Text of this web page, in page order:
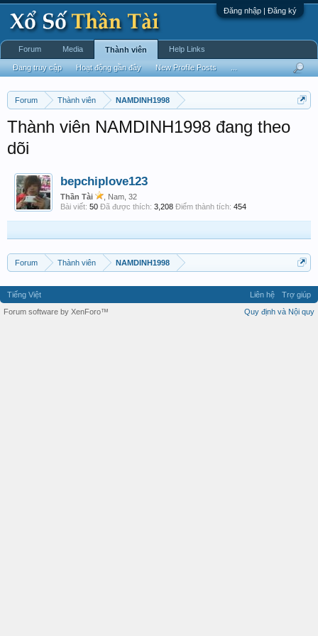
Đăng nhập | Đăng ký
Forum Thành viên NAMDINH1998
Thành viên NAMDINH1998 đang theo
dõi
bepchiplove123
Thần Tài
, Nam, 32
Bài viết: 50 Đã được thích: 3,208 Điểm thành tích: 454
Forum Thành viên NAMDINH1998
Forum Media Thành viên
Đang truy cập Hoạt động gần đây New Profile Posts
Help Links
Tiếng Việt Liên hệ
Trợ giúp
Quy định và Nội quy
Forum software by XenForo™